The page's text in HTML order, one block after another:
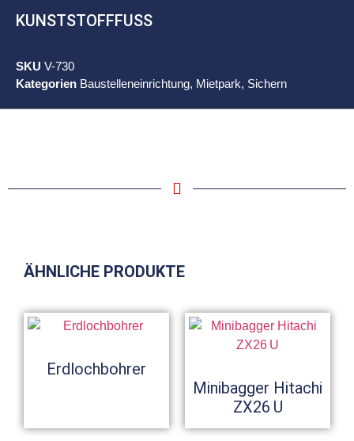
KUNSTSTOFFFUSS
SKU V-730
Kategorien Baustelleneinrichtung, Mietpark, Sichern
ÄHNLICHE PRODUKTE
Erdlochbohrer
Minibagger Hitachi
ZX26 U